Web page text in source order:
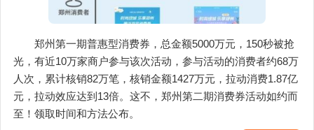
郑州第一期普惠型消费券，总金额5000万元，150秒被抢
光，有近10万家商户参与该次活动，参与活动的消费者约68万
人次，累计核销82万笔，核销金额1427万元，拉动消费1.87亿
元，拉动效应达到13倍。这不，郑州第二期消费券活动如约而
至！领取时间和方法公布。